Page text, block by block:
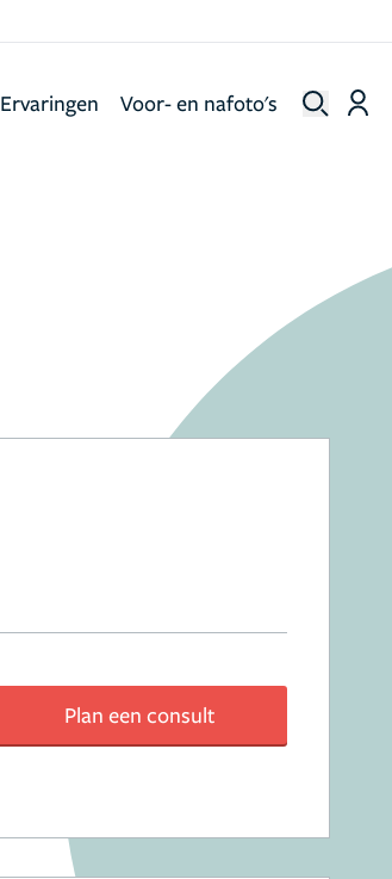
Ervaringen Voor- en nafoto's
Plan een consult